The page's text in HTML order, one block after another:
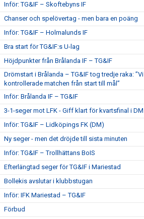
Inför: TG&IF – Skoftebyns IF
Chanser och spelövertag - men bara en poäng
Inför: TG&IF – Holmalunds IF
Bra start för TG&IF:s U-lag
Höjdpunkter från Brålanda IF – TG&IF
Drömstart i Brålanda – TG&IF tog tredje raka: ”Vi
kontrollerade matchen från start till mål”
Inför: Brålanda IF – TG&IF
3-1-seger mot LFK - Giff klart för kvartsfinal i DM
Inför: TG&IF – Lidköpings FK (DM)
Ny seger - men det dröjde till sista minuten
Inför: TG&IF – Trollhättans BoIS
Efterlängtad seger för TG&IF i Mariestad
Bollekis avslutar i klubbstugan
Inför: IFK Mariestad – TG&IF
Förbud